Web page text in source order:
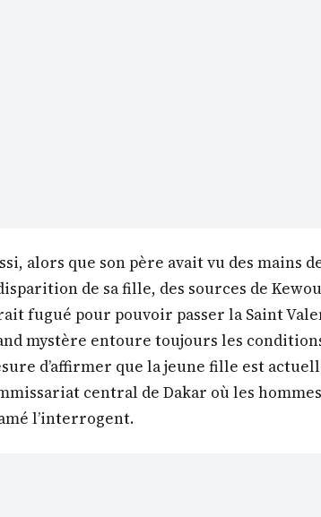
alors que son père avait vu des mains
de sa fille, des sources de
fugué pour pouvoir passer la Saint
mystère entoure toujours les
d’affirmer que la jeune fille est
central de Dakar où les
l’interrogent.